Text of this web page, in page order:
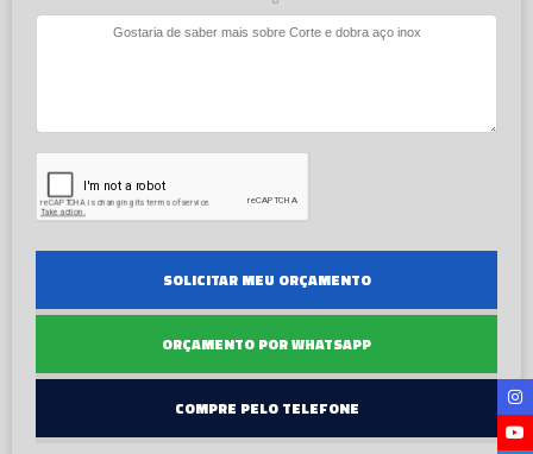
SOLICITAR MEU ORÇAMENTO
ORÇAMENTO POR WHATSAPP
COMPRE PELO TELEFONE